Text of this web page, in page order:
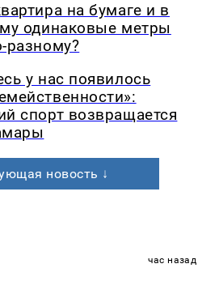
на бумаге и в
одинаковые метры
разному?
у нас появилось
спорт возвращается
новость ↓
час назад